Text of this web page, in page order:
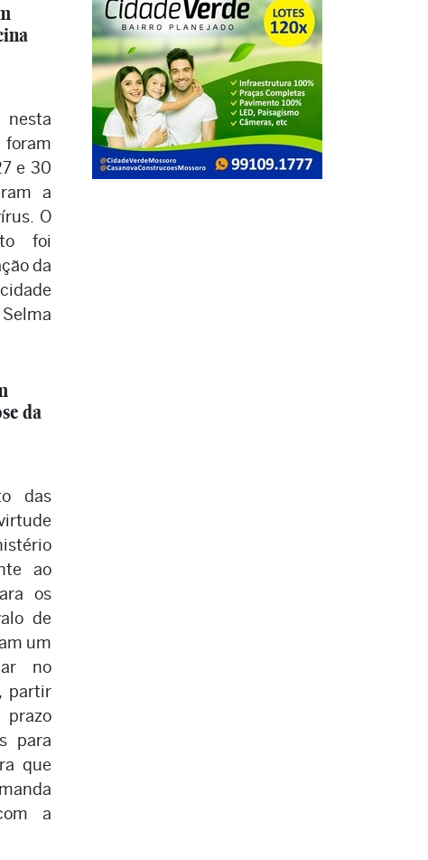
e 30
a
O
foi
da
da
das
ao
os
de
um
no
partir
prazo
para
que
a